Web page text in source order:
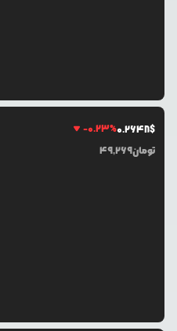
-0.23%0.2648$
49,269تومان